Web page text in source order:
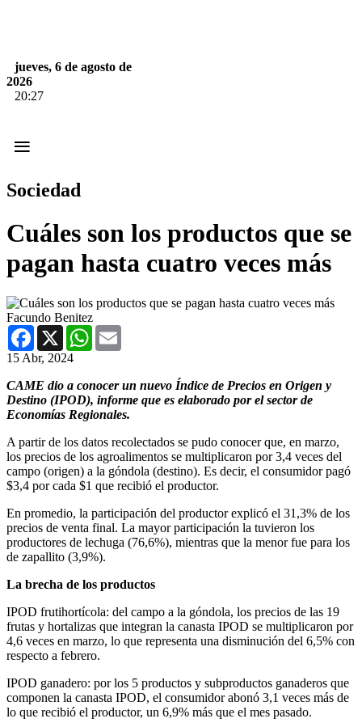
jueves, 6 de agosto de
2026
20:27
≡
Sociedad
Cuáles son los productos que se
pagan hasta cuatro veces más
Facundo Benitez
Facebook
X WhatsApp
15 Abr, 2024
CAME dio a conocer un nuevo Índice de Precios en Origen y
Destino (IPOD), informe que es elaborado por el sector de
Economías Regionales.
A partir de los datos recolectados se pudo conocer que, en marzo,
los precios de los agroalimentos se multiplicaron por 3,4 veces del
campo (origen) a la góndola (destino). Es decir, el consumidor pagó
$3,4 por cada $1 que recibió el productor.
En promedio, la participación del productor explicó el 31,3% de los
precios de venta final. La mayor participación la tuvieron los
productores de lechuga (76,6%), mientras que la menor fue para los
de zapallito (3,9%).
La brecha de los productos
IPOD frutihortícola: del campo a la góndola, los precios de las 19
frutas y hortalizas que integran la canasta IPOD se multiplicaron por
4,6 veces en marzo, lo que representa una disminución del 6,5% con
respecto a febrero.
IPOD ganadero: por los 5 productos y subproductos ganaderos que
componen la canasta IPOD, el consumidor abonó 3,1 veces más de
lo que recibió el productor, un 6,9% más que el mes pasado.